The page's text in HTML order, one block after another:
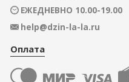
ЕЖЕДНЕВНО 10.00-19.00
help@dzin-la-la.ru
Оплата